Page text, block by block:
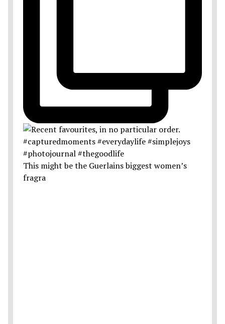
This might be the Guerlains biggest women’s
fragra